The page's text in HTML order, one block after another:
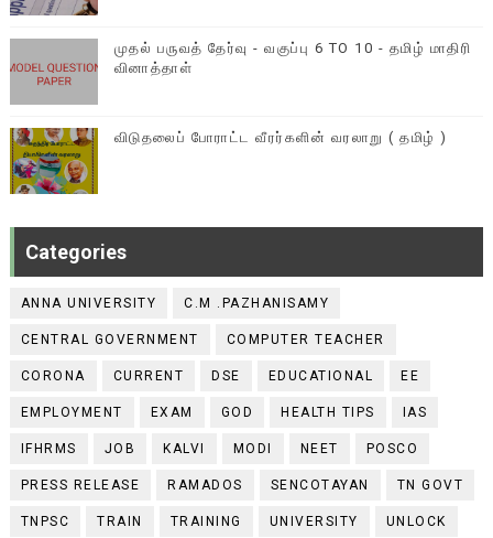
முதல் பருவத் தேர்வு - வகுப்பு 6 TO 10 - தமிழ் மாதிரி
வினாத்தாள்
விடுதலைப் போராட்ட வீரர்களின் வரலாறு ( தமிழ் )
Categories
ANNA UNIVERSITY C.M .PAZHANISAMY
CENTRAL GOVERNMENT COMPUTER TEACHER
CORONA CURRENT DSE EDUCATIONAL EE
EMPLOYMENT EXAM GOD HEALTH TIPS IAS
IFHRMS JOB KALVI MODI NEET POSCO
PRESS RELEASE RAMADOS SENCOTAYAN TN GOVT
TNPSC TRAIN TRAINING UNIVERSITY UNLOCK